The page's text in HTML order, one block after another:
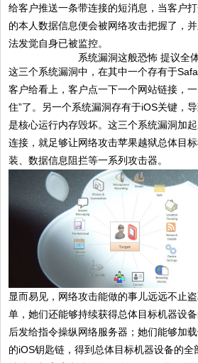
给客户推送一条带连接的短消息，当客户
的本人数据信息便会被网络攻击把握了，
法发觉自身已被监控。
系统漏洞这般恐怖 提议全
这三个系统漏洞中，在其中一个存有于
客户给看上，客户点一下一个网站链接，
住”了。另一个系统漏洞存有于iOS关键，
是核心运行内存毁坏。这三个系统漏洞加
连接，就足够让网络攻击苹果越狱总体目
装、数据信息阻拦等一系列攻击器。
显而易见，网络攻击能做的事儿远远不止
单，她们还能够持续获得总体目标机器设
后发给指令操纵网络服务器；她们能够加
的iOS钥匙链，得到总体目标机器设备的全